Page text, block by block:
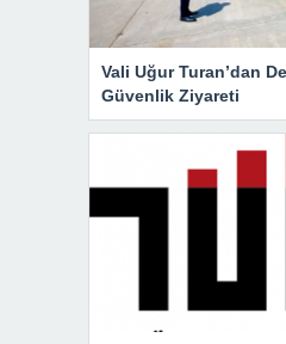
Vali Uğur Turan’dan
Güvenlik Ziyareti